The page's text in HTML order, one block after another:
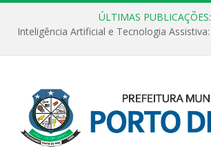
ÚLTIMAS PUBLICAÇÕES: